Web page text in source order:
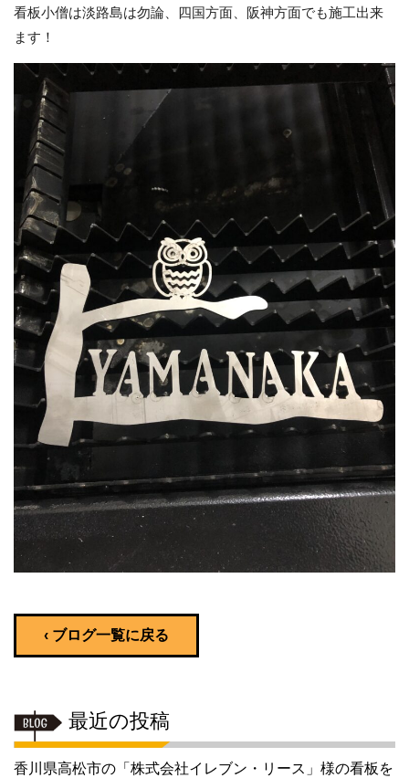
看板小僧は淡路島は勿論、四国方面、阪神方面でも施工出来
ます！
‹ ブログ一覧に戻る
最近の投稿
香川県高松市の「株式会社イレブン・リース」様の看板を